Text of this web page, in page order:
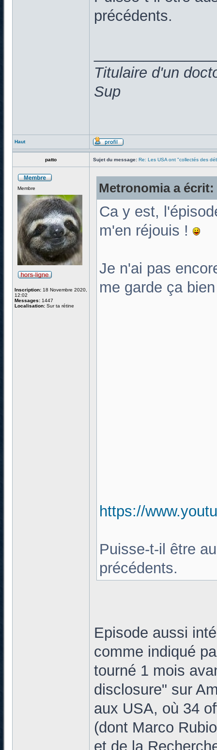
précédents.
Titulaire d'un
Sup
Haut
patto Sujet du message: Re: Les USA ont "collectés des
Membre
Inscription: 18 Novembre 2020,
12:02
Messages: 1447
Localisation: Sur ta rétine
Metronomia a écrit:
Ca y est,
m'en réjouis !
Je n'ai pas
me garde ça
https://
Puisse-t-il être
précédents.
Episode aussi
comme indiqué
tourné 1 mois
disclosure" sur
aux USA, où 34
(dont Marco
et de la